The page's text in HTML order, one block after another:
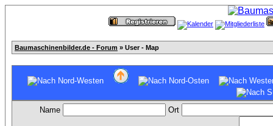
Baumaschinenbilder.de - Forum » User - Map
Name Ort